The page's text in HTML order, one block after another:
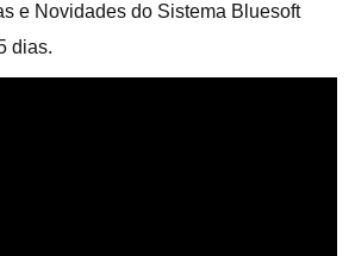
e Novidades do Sistema Bluesoft
dias.